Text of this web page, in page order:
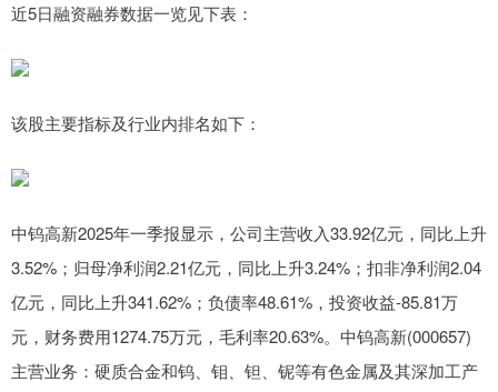
近5日融资融券数据一览见下表：
该股主要指标及行业内排名如下：
中钨高新2025年一季报显示，公司主营收入33.92亿元，同比上升
3.52%；归母净利润2.21亿元，同比上升3.24%；扣非净利润2.04
亿元，同比上升341.62%；负债率48.61%，投资收益-85.81万
元，财务费用1274.75万元，毛利率20.63%。中钨高新(000657)
主营业务：硬质合金和钨、钼、钽、铌等有色金属及其深加工产